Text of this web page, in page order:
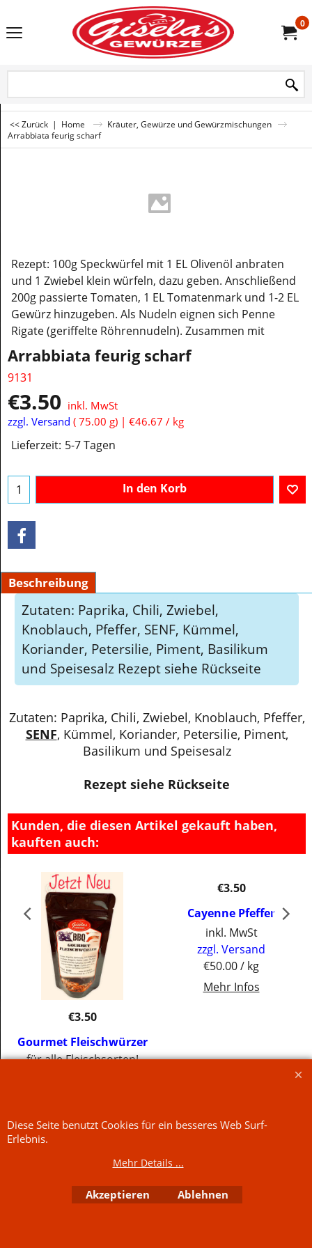
0
<< Zurück | Home
Kräuter, Gewürze und Gewürzmischungen
Arrabbiata feurig scharf
Rezept: 100g Speckwürfel mit 1 EL Olivenöl anbraten
und 1 Zwiebel klein würfeln, dazu geben. Anschließend
200g passierte Tomaten, 1 EL Tomatenmark und 1-2 EL
Gewürz hinzugeben. Als Nudeln eignen sich Penne
Rigate (geriffelte Röhrennudeln). Zusammen mit
Arrabbiata feurig scharf
9131
€3.50 inkl. MwSt
zzgl. Versand
75.00 g €46.67 / kg
Lieferzeit: 5-7 Tagen
In den Korb
Beschreibung
Zutaten: Paprika, Chili, Zwiebel,
Knoblauch, Pfeffer, SENF, Kümmel,
Koriander, Petersilie, Piment, Basilikum
und Speisesalz Rezept siehe Rückseite
Zutaten: Paprika, Chili, Zwiebel, Knoblauch, Pfeffer,
SENF, Kümmel, Koriander, Petersilie, Piment,
Basilikum und Speisesalz
Rezept siehe Rückseite
Kunden, die diesen Artikel gekauft haben,
kauften auch:
€3.50
Gourmet Fleischwürzer
für alle Fleischsorten!
Mehr Infos
€3.50
Cayenne Pfeffer
inkl. MwSt
zzgl. Versand
€50.00/ kg
Mehr Infos
Software.
Diese Seite benutzt Cookies für ein besseres Web Surf-
Erlebnis.
Mehr Details ...
Akzeptieren Ablehnen